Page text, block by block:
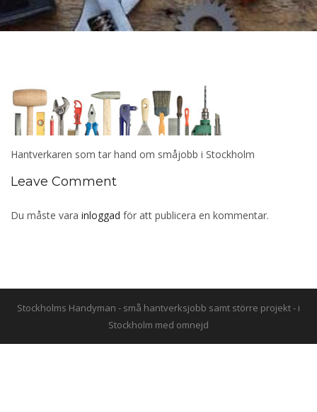
Hantverkaren som tar hand om småjobb i Stockholm
Leave Comment
Du måste vara inloggad för att publicera en kommentar.
Stockholms Handyman - små hantverksjobb samt större projekt - i
Stockholm med omnejd